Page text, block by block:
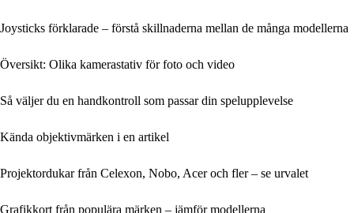
Joysticks förklarade – förstå skillnaderna mellan de många modellerna
Översikt: Olika kamerastativ för foto och video
Så väljer du en handkontroll som passar din spelupplevelse
Kända objektivmärken i en artikel
Projektordukar från Celexon, Nobo, Acer och fler – se urvalet
Grafikkort från populära märken – jämför modellerna